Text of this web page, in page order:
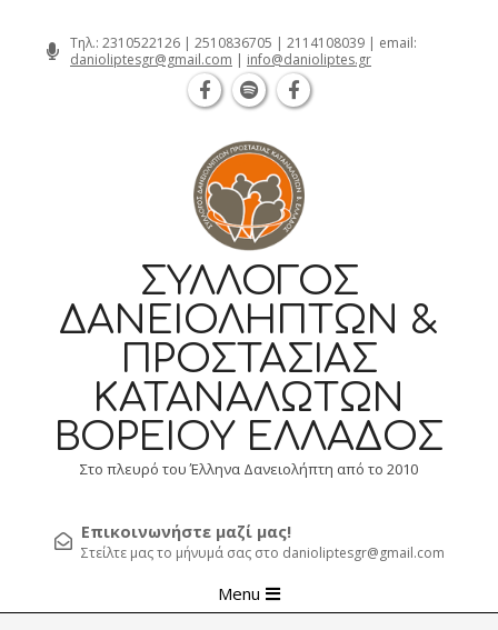
Τηλ.: 2310522126 | 2510836705 | 2114108039 | email:
danioliptesgr@gmail.com | info@danioliptes.gr
ΣΎΛΛΟΓΟΣ
ΔΑΝΕΙΟΛΗΠΤΏΝ &
ΠΡΟΣΤΑΣΊΑΣ
ΚΑΤΑΝΑΛΩΤΏΝ
ΒΟΡΕΊΟΥ ΕΛΛΆΔΟΣ
Στο πλευρό του Έλληνα Δανειολήπτη από το 2010
Επικοινωνήστε μαζί μας!
Στείλτε μας το μήνυμά σας στο danioliptesgr@gmail.com
Navigation
Menu